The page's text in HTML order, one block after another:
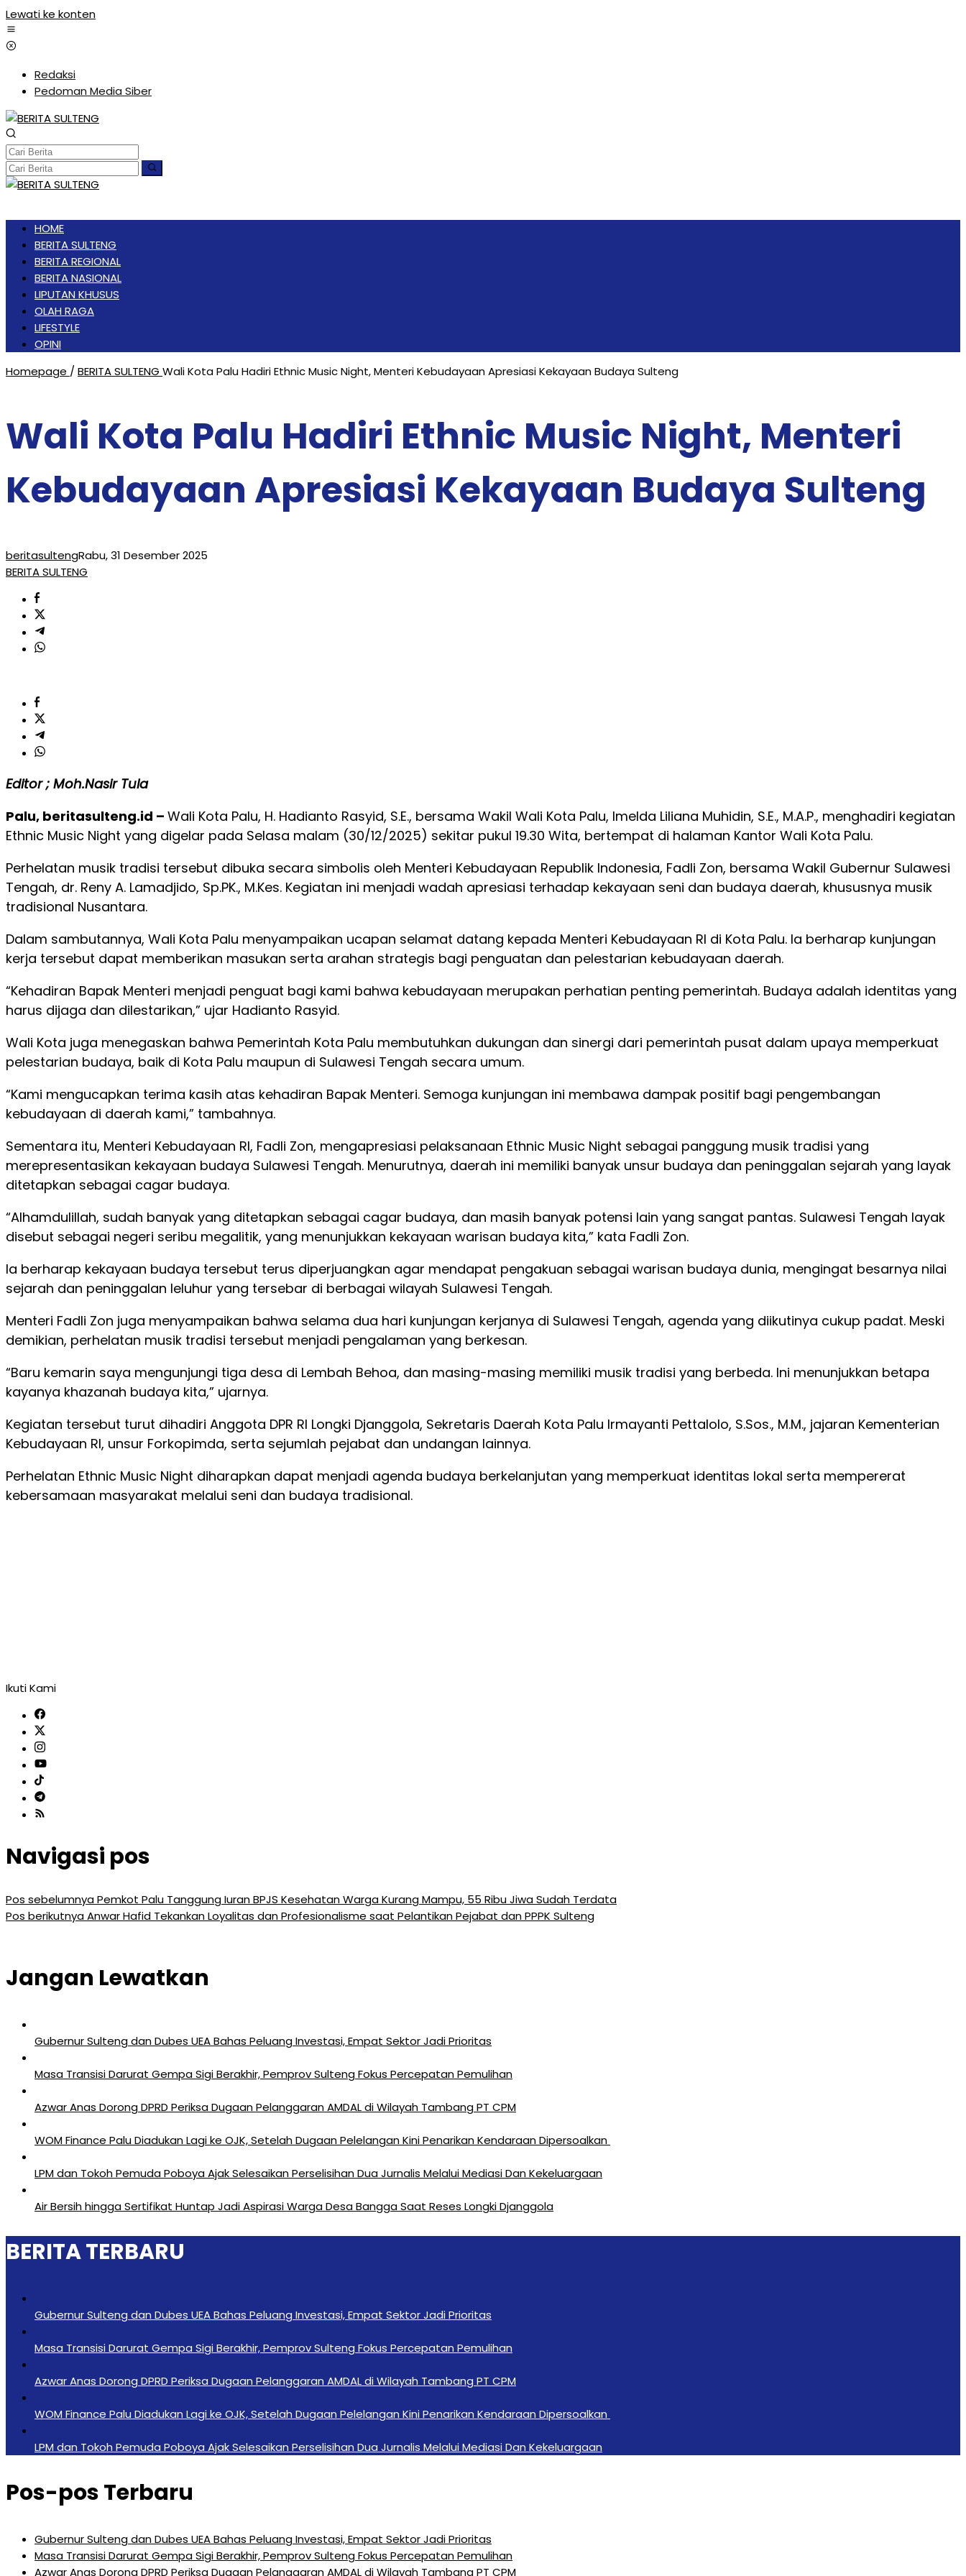
Lewati ke konten
Redaksi
Pedoman Media Siber
HOME
BERITA SULTENG
BERITA REGIONAL
BERITA NASIONAL
LIPUTAN KHUSUS
OLAH RAGA
LIFESTYLE
OPINI
Homepage / BERITA SULTENG Wali Kota Palu Hadiri Ethnic Music Night, Menteri Kebudayaan Apresiasi Kekayaan Budaya Sulteng
Wali Kota Palu Hadiri Ethnic Music Night, Menteri
Kebudayaan Apresiasi Kekayaan Budaya Sulteng
beritasultengRabu, 31 Desember 2025
BERITA SULTENG
Editor ; Moh.Nasir Tula
Palu, beritasulteng.id – Wali Kota Palu, H. Hadianto Rasyid, S.E., bersama Wakil Wali Kota Palu, Imelda Liliana Muhidin, S.E., M.A.P., menghadiri kegiatan
Ethnic Music Night yang digelar pada Selasa malam (30/12/2025) sekitar pukul 19.30 Wita, bertempat di halaman Kantor Wali Kota Palu.
Perhelatan musik tradisi tersebut dibuka secara simbolis oleh Menteri Kebudayaan Republik Indonesia, Fadli Zon, bersama Wakil Gubernur Sulawesi
Tengah, dr. Reny A. Lamadjido, Sp.PK., M.Kes. Kegiatan ini menjadi wadah apresiasi terhadap kekayaan seni dan budaya daerah, khususnya musik
tradisional Nusantara.
Dalam sambutannya, Wali Kota Palu menyampaikan ucapan selamat datang kepada Menteri Kebudayaan RI di Kota Palu. Ia berharap kunjungan
kerja tersebut dapat memberikan masukan serta arahan strategis bagi penguatan dan pelestarian kebudayaan daerah.
“Kehadiran Bapak Menteri menjadi penguat bagi kami bahwa kebudayaan merupakan perhatian penting pemerintah. Budaya adalah identitas yang
harus dijaga dan dilestarikan,” ujar Hadianto Rasyid.
Wali Kota juga menegaskan bahwa Pemerintah Kota Palu membutuhkan dukungan dan sinergi dari pemerintah pusat dalam upaya memperkuat
pelestarian budaya, baik di Kota Palu maupun di Sulawesi Tengah secara umum.
“Kami mengucapkan terima kasih atas kehadiran Bapak Menteri. Semoga kunjungan ini membawa dampak positif bagi pengembangan
kebudayaan di daerah kami,” tambahnya.
Sementara itu, Menteri Kebudayaan RI, Fadli Zon, mengapresiasi pelaksanaan Ethnic Music Night sebagai panggung musik tradisi yang
merepresentasikan kekayaan budaya Sulawesi Tengah. Menurutnya, daerah ini memiliki banyak unsur budaya dan peninggalan sejarah yang layak
ditetapkan sebagai cagar budaya.
“Alhamdulillah, sudah banyak yang ditetapkan sebagai cagar budaya, dan masih banyak potensi lain yang sangat pantas. Sulawesi Tengah layak
disebut sebagai negeri seribu megalitik, yang menunjukkan kekayaan warisan budaya kita,” kata Fadli Zon.
Ia berharap kekayaan budaya tersebut terus diperjuangkan agar mendapat pengakuan sebagai warisan budaya dunia, mengingat besarnya nilai
sejarah dan peninggalan leluhur yang tersebar di berbagai wilayah Sulawesi Tengah.
Menteri Fadli Zon juga menyampaikan bahwa selama dua hari kunjungan kerjanya di Sulawesi Tengah, agenda yang diikutinya cukup padat. Meski
demikian, perhelatan musik tradisi tersebut menjadi pengalaman yang berkesan.
“Baru kemarin saya mengunjungi tiga desa di Lembah Behoa, dan masing-masing memiliki musik tradisi yang berbeda. Ini menunjukkan betapa
kayanya khazanah budaya kita,” ujarnya.
Kegiatan tersebut turut dihadiri Anggota DPR RI Longki Djanggola, Sekretaris Daerah Kota Palu Irmayanti Pettalolo, S.Sos., M.M., jajaran Kementerian
Kebudayaan RI, unsur Forkopimda, serta sejumlah pejabat dan undangan lainnya.
Perhelatan Ethnic Music Night diharapkan dapat menjadi agenda budaya berkelanjutan yang memperkuat identitas lokal serta mempererat
kebersamaan masyarakat melalui seni dan budaya tradisional.
Ikuti Kami
Navigasi pos
Pos sebelumnyaPemkot Palu Tanggung Iuran BPJS Kesehatan Warga Kurang Mampu, 55 Ribu Jiwa Sudah Terdata
Pos berikutnyaAnwar Hafid Tekankan Loyalitas dan Profesionalisme saat Pelantikan Pejabat dan PPPK Sulteng
Jangan Lewatkan
Gubernur Sulteng dan Dubes UEA Bahas Peluang Investasi, Empat Sektor Jadi Prioritas
Masa Transisi Darurat Gempa Sigi Berakhir, Pemprov Sulteng Fokus Percepatan Pemulihan
Azwar Anas Dorong DPRD Periksa Dugaan Pelanggaran AMDAL di Wilayah Tambang PT CPM
‎WOM Finance Palu Diadukan Lagi ke OJK, Setelah Dugaan Pelelangan Kini Penarikan Kendaraan Dipersoalkan ‎
LPM dan Tokoh Pemuda Poboya Ajak Selesaikan Perselisihan Dua Jurnalis Melalui Mediasi Dan Kekeluargaan
Air Bersih hingga Sertifikat Huntap Jadi Aspirasi Warga Desa Bangga Saat Reses Longki Djanggola
BERITA TERBARU
Gubernur Sulteng dan Dubes UEA Bahas Peluang Investasi, Empat Sektor Jadi Prioritas
Masa Transisi Darurat Gempa Sigi Berakhir, Pemprov Sulteng Fokus Percepatan Pemulihan
Azwar Anas Dorong DPRD Periksa Dugaan Pelanggaran AMDAL di Wilayah Tambang PT CPM
‎WOM Finance Palu Diadukan Lagi ke OJK, Setelah Dugaan Pelelangan Kini Penarikan Kendaraan Dipersoalkan ‎
LPM dan Tokoh Pemuda Poboya Ajak Selesaikan Perselisihan Dua Jurnalis Melalui Mediasi Dan Kekeluargaan
Pos-pos Terbaru
Gubernur Sulteng dan Dubes UEA Bahas Peluang Investasi, Empat Sektor Jadi Prioritas
Masa Transisi Darurat Gempa Sigi Berakhir, Pemprov Sulteng Fokus Percepatan Pemulihan
Azwar Anas Dorong DPRD Periksa Dugaan Pelanggaran AMDAL di Wilayah Tambang PT CPM